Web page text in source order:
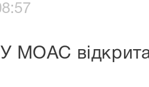
У МОАС відкрита